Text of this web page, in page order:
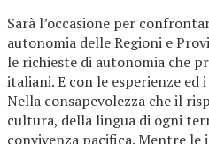
Sarà l’occasione per
autonomia delle Regioni e
le richieste di autonomia che
italiani. E con le esperienze
Nella consapevolezza che il
cultura, della lingua di ogni
convivenza pacifica. Mentre le